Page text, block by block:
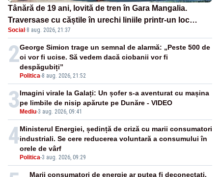
Tânără de 19 ani, lovită de tren în Gara Mangalia.
Traversase cu căștile în urechi liniile printr-un loc
nepermis
Social ·8 aug. 2026, 21:37
2
Politica-8 aug. 2026, 21:52
George Simion trage un semnal de alarmă: „Peste 500 de
oi vor fi ucise. Să vedem dacă ciobanii vor fi
despăgubiți”
3 Mediu-3 aug. 2026, 09:41
Imagini virale la Galați: Un șofer s-a aventurat cu mașina
pe limbile de nisip apărute pe Dunăre - VIDEO
4
Politica-3 aug. 2026, 09:29
Ministerul Energiei, ședință de criză cu marii consumatori
industriali. Se cere reducerea voluntară a consumului în
orele de vârf
Marii consumatori de energie ar putea fi deconectați.